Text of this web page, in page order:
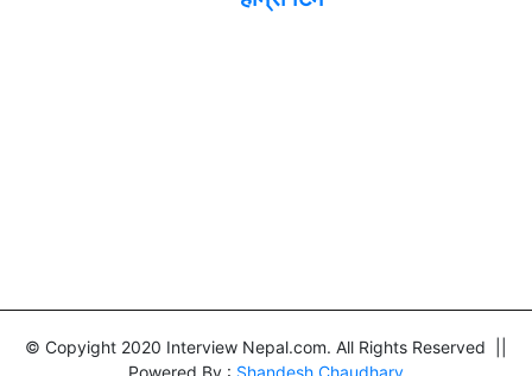
© Copyight 2020 Interview Nepal.com. All Rights Reserved ||
Powered By : Shandesh Chaudhary